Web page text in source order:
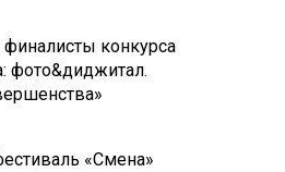
конкурса
фото&диджитал.
«Смена»